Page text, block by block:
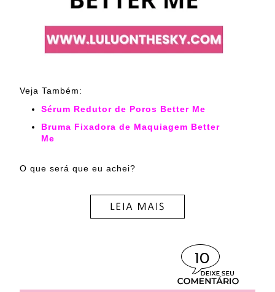
Veja Também:
Sérum Redutor de Poros Better Me
Bruma Fixadora de Maquiagem Better
Me
O que será que eu achei?
10